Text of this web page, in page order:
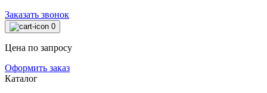
Заказать звонок
0
Цена по запросу
Оформить заказ
Каталог